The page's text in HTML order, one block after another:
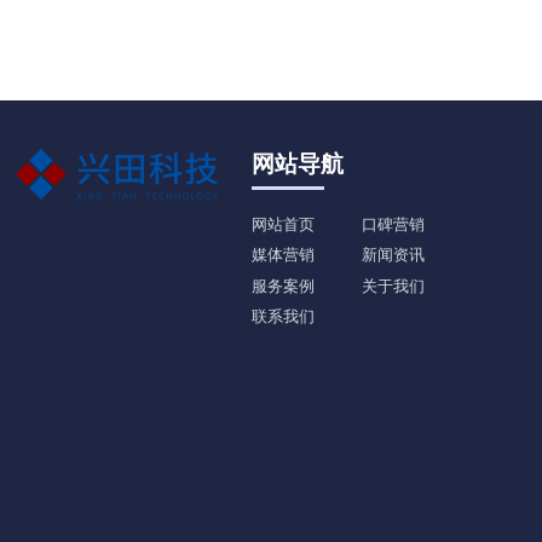
网站导航
网站首页
口碑营销
媒体营销
新闻资讯
服务案例
关于我们
联系我们